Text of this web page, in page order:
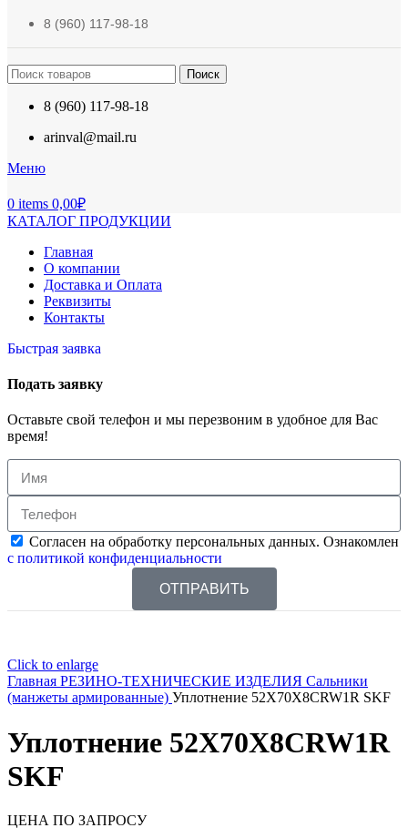
8 (960) 117-98-18
Поиск
8 (960) 117-98-18
arinval@mail.ru
Меню
0 items 0,00₽
КАТАЛОГ ПРОДУКЦИИ
Главная
О компании
Доставка и Оплата
Реквизиты
Контакты
Быстрая заявка
Подать заявку
Оставьте свой телефон и мы перезвоним в удобное для Вас
время!
Согласен на обработку персональных данных. Ознакомлен
с политикой конфиденциальности
ОТПРАВИТЬ
Click to enlarge
Главная РЕЗИНО-ТЕХНИЧЕСКИЕ ИЗДЕЛИЯ Сальники
(манжеты армированные) Уплотнение 52X70X8CRW1R SKF
Уплотнение 52X70X8CRW1R
SKF
ЦЕНА ПО ЗАПРОСУ